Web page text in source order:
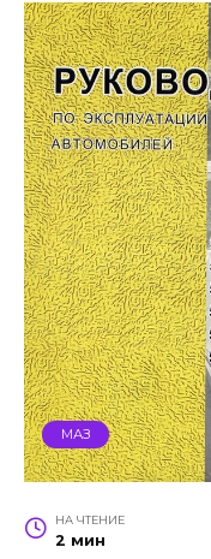
МАЗ
НА ЧТЕНИЕ
2 мин